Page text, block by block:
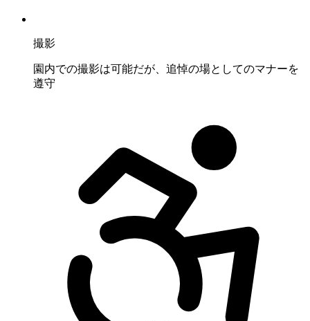
撮影
園内での撮影は可能だが、追悼の場としてのマナーを
遵守